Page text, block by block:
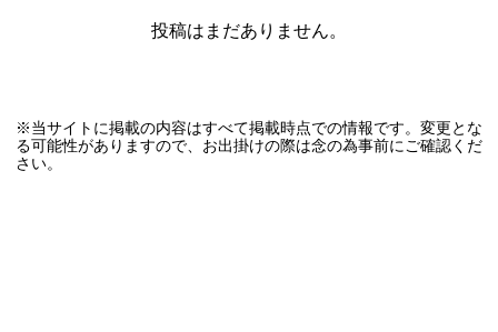
投稿はまだありません。
※当サイトに掲載の内容はすべて掲載時点での情報です。変更とな
る可能性がありますので、お出掛けの際は念の為事前にご確認くだ
さい。